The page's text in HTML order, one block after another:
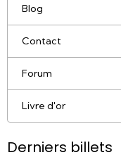
Blog
Contact
Forum
Livre d'or
Derniers billets